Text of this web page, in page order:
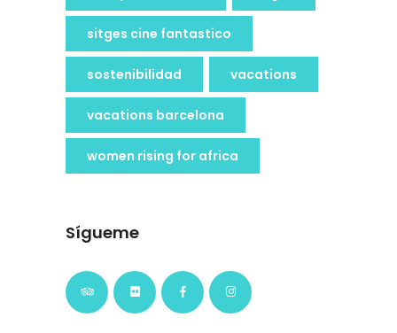
sitges cine fantastico
sostenibilidad vacations
vacations barcelona
women rising for africa
Sígueme